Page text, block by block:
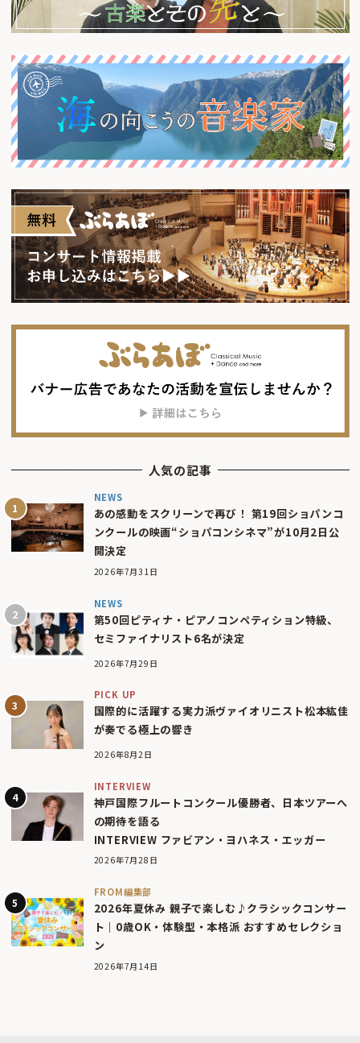
人気の記事
NEWS
あの感動をスクリーンで再び！ 第19回ショパンコ
ンクールの映画“ショパコンシネマ”が10月2日公
開決定
2026年7月31日
NEWS
第50回ピティナ・ピアノコンペティション特級、
セミファイナリスト6名が決定
2026年7月29日
PICK UP
国際的に活躍する実力派ヴァイオリニスト松本紘佳
が奏でる極上の響き
2026年8月2日
INTERVIEW
神戸国際フルートコンクール優勝者、日本ツアーへ
の期待を語る
INTERVIEW ファビアン・ヨハネス・エッガー
2026年7月28日
FROM編集部
2026年夏休み 親子で楽しむ♪クラシックコンサー
ト｜0歳OK・体験型・本格派 おすすめセレクショ
ン
2026年7月14日